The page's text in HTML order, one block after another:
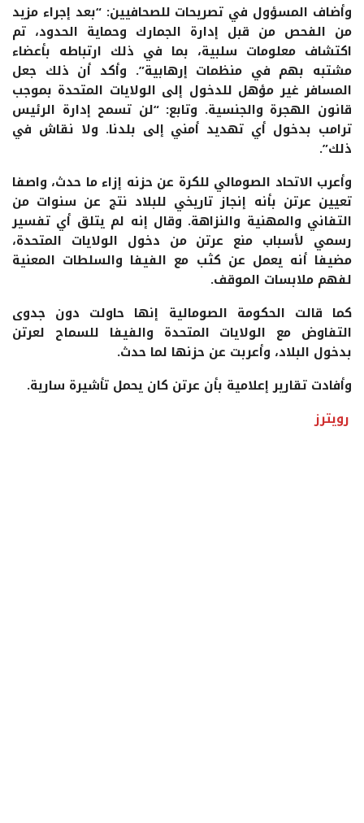
وأضاف المسؤول في تصريحات للصحافيين: “بعد إجراء مزيد
من الفحص من قبل إدارة الجمارك وحماية الحدود، تم
اكتشاف معلومات سلبية، بما ‌في ذلك ارتباطه بأعضاء
مشتبه بهم في منظمات إرهابية”. وأكد أن ذلك جعل
المسافر غير مؤهل للدخول إلى الولايات المتحدة بموجب
قانون الهجرة والجنسية. وتابع: “لن تسمح إدارة الرئيس
ترامب بدخول أي تهديد أمني إلى بلدنا. ولا نقاش في
ذلك”.
وأعرب الاتحاد الصومالي للكرة عن حزنه إزاء ما حدث، واصفا
تعيين عرتن بأنه إنجاز تاريخي للبلاد نتج عن سنوات من
التفاني والمهنية والنزاهة. وقال إنه لم يتلق أي تفسير
رسمي لأسباب منع عرتن من دخول الولايات المتحدة،
مضيفا أنه يعمل عن كثب مع الفيفا والسلطات المعنية
لفهم ملابسات الموقف.
كما قالت الحكومة الصومالية إنها حاولت دون جدوى
التفاوض مع الولايات المتحدة والفيفا للسماح لعرتن
بدخول البلاد، وأعربت عن حزنها لما حدث.
وأفادت تقارير إعلامية بأن عرتن كان يحمل تأشيرة سارية.
رويترز